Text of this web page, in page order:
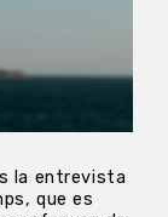
la entrevista
que es